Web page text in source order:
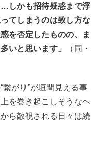
しかも招待疑惑まで浮
てしまうのは致し方な
を否定したものの、ま
いと思います」
（同・
がり”が垣間見える事
を巻き起こしそうなヘ
ら敵視される日々は続